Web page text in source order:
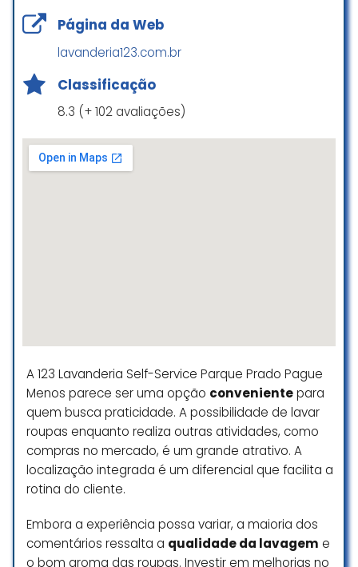
o serviço, preço justo e o resultado
superou minha expectativa.
Melhor lavanderia de Campinas!!!
Serviço de primeira linha! Já testei
Gostaria de expressar minha
sincera gratidão à lavanderia Lis
pelo cuidado excepcional que
tiveram ao lavar meu tapete e
edredom. A qualidade do serviço
foi impecável, e eu realmente
apreciei a atenção aos detalhes.
Meu tapete ficou como novo, e o
cheiroso! É muito bom saber que
posso contar com profissionais tão
Página da Web
lavanderia123.com.br
Classificação
8.3 (+ 102 avaliações)
A 123 Lavanderia Self-Service Parque Prado Pague
Menos parece ser uma opção convenientepara
quem busca praticidade. A possibilidade de lavar
roupas enquanto realiza outras atividades, como
compras no mercado, é um grande atrativo. A
localização integrada é um diferencial que facilita a
rotina do cliente.
Embora a experiência possa variar, a maioria dos
comentários ressalta a qualidade da lavagem e
o bom aroma das roupas. Investir em melhorias no